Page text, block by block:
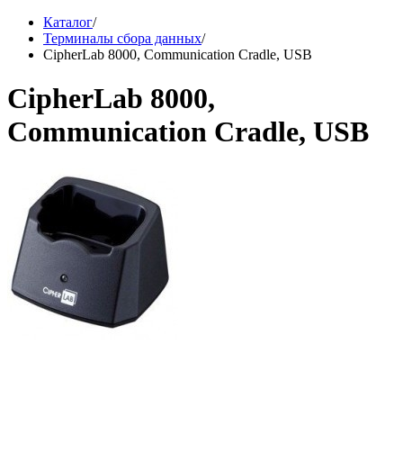
Каталог/
Терминалы сбора данных/
CipherLab 8000, Communication Cradle, USB
CipherLab 8000,
Communication Cradle, USB